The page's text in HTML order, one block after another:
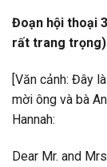
Đoạn hội thoại
rất trang trọng)
[Văn cảnh: Đây
mời ông và bà
Hannah:
Dear Mr. and